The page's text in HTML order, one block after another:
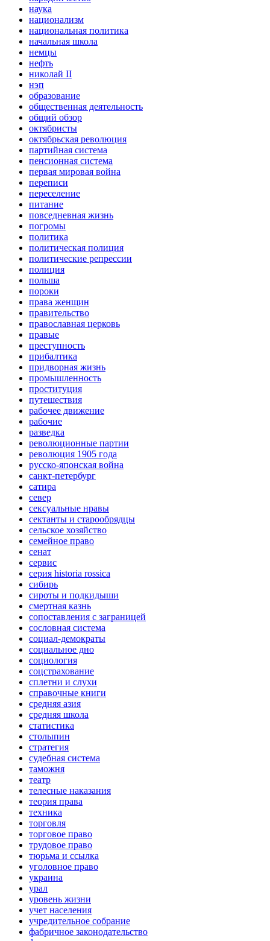
наука
национализм
национальная политика
начальная школа
немцы
нефть
николай II
нэп
образование
общественная деятельность
общий обзор
октябристы
октябрьская революция
партийная система
пенсионная система
первая мировая война
переписи
переселение
питание
повседневная жизнь
погромы
политика
политическая полиция
политические репрессии
полиция
польша
пороки
права женщин
правительство
православная церковь
правые
преступность
прибалтика
придворная жизнь
промышленность
проституция
путешествия
рабочее движение
рабочие
разведка
революционные партии
революция 1905 года
русско-японская война
санкт-петербург
сатира
север
сексуальные нравы
сектанты и старообрядцы
сельское хозяйство
семейное право
сенат
сервис
серия historia rossica
сибирь
сироты и подкидыши
смертная казнь
сопоставления с заграницей
сословная система
социал-демократы
социальное дно
социология
соцстрахование
сплетни и слухи
справочные книги
средняя азия
средняя школа
статистика
столыпин
стратегия
судебная система
таможня
театр
телесные наказания
теория права
техника
торговля
торговое право
трудовое право
тюрьма и ссылка
уголовное право
украина
урал
уровень жизни
учет населения
учредительное собрание
фабричное законодательство